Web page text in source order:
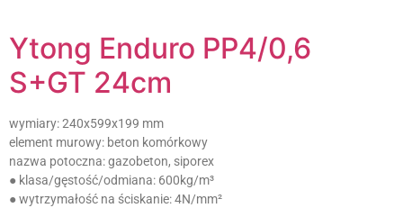
Ytong Enduro PP4/0,6
S+GT 24cm
wymiary:240x599x199 mm
element murowy: beton komórkowy
nazwa potoczna:gazobeton, siporex
● klasa/gęstość/odmiana: 600kg/m³
● wytrzymałość na ściskanie:4N/mm²